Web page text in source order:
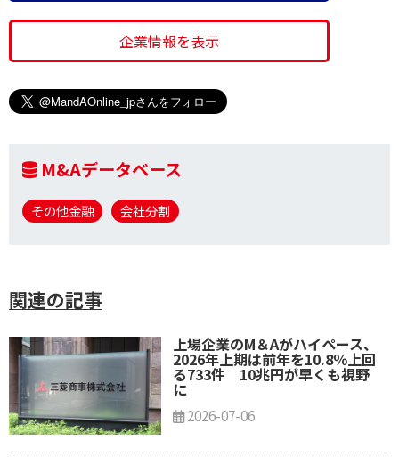
企業情報を表示
M&Aデータベース
その他金融 会社分割
関連の記事
上場企業のM＆Aがハイペース、
2026年上期は前年を10.8％上回
る733件 10兆円が早くも視野
に
2026-07-06